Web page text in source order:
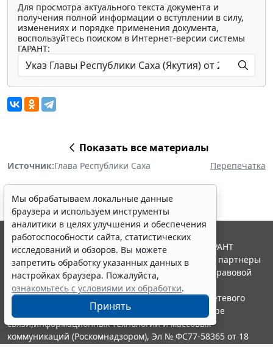
Для просмотра актуального текста документа и
получения полной информации о вступлении в силу,
изменениях и порядке применения документа,
воспользуйтесь поиском в Интернет-версии системы
ГАРАНТ:
Показать все материалы
Источник:Глава Республики Саха Перепечатка
Мы обрабатываем локальные данные
браузера и используем инструменты
аналитики в целях улучшения и обеспечения
работоспособности сайта, статистических
исследований и обзоров. Вы можете
запретить обработку указанных данных в
настройках браузера. Пожалуйста,
ознакомьтесь с условиями их обработки.
Принять
© ООО "НПП "ГАРАНТ-СЕРВИС", 2026. Система ГАРАНТ
выпускается с 1990 года. Компания "Гарант" и ее партнеры
являются участниками Российской ассоциации правовой
информации ГАРАНТ.
Портал ГАРАНТ.РУ зарегистрирован в качестве сетевого
издания Федеральной службой по надзору в сфере
связи,информационных технологий и массовых
коммуникаций (Роскомнадзором), Эл № ФС77-58365 от 18